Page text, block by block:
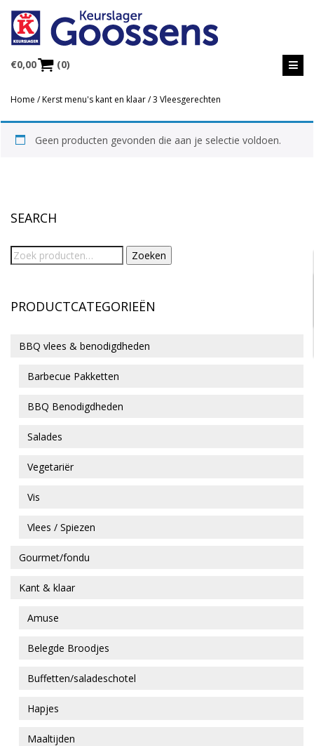
€0,00 (0)
Home /Kerst menu's kant en klaar/ 3 Vleesgerechten
Geen producten gevonden die aan je selectie voldoen.
SEARCH
Zoeken
PRODUCTCATEGORIEËN
BBQ vlees & benodigdheden
Barbecue Pakketten
BBQ Benodigdheden
Salades
Vegetariër
Vis
Vlees / Spiezen
Gourmet/fondu
Kant & klaar
Amuse
Belegde Broodjes
Buffetten/saladeschotel
Hapjes
Maaltijden